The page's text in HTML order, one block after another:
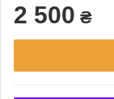
2 500 ₴